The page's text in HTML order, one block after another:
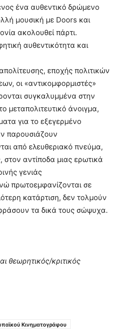
ένα αυθεντικό δρώμενο
μουσική με Doors και
ακολουθεί πάρτι.
αυθεντικότητα και
εποχής πολιτικών
οι «αντικομφορμιστές»
συγκαλυμμένα στην
μεταπολιτευτικό άνοιγμα,
για το εξεγερμένο
παρουσιάζουν
από ελευθεριακό πνεύμα,
στον αντίποδα μιας ερωτικά
γενιάς
πρωτοεμφανίζονται σε
κατάρτιση, δεν τολμούν
τα δικά τους σώψυχα.
θεωρητικός/κριτικός
Κινηματογράφου